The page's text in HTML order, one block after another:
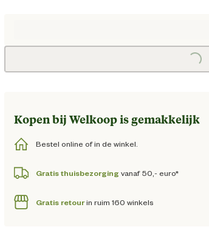
Kopen bij Welkoop is gemakkelijk
Bestel online of in de winkel.
Gratis thuisbezorging vanaf 50,- euro*
Gratis retourin ruim 160 winkels